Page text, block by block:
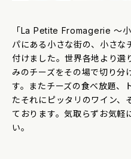
「La Petite Fromagerie ～
パにある小さな街の、小さな
付けました。世界各地より選
みのチーズをその場で切り分
す。またチーズの食べ放題、
たそれにピッタリのワイン、
ております。気取らずお気軽
い。